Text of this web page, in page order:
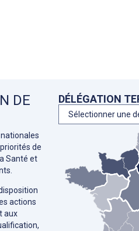
DE
de
Santé et
actions
aux
DÉLÉGATION